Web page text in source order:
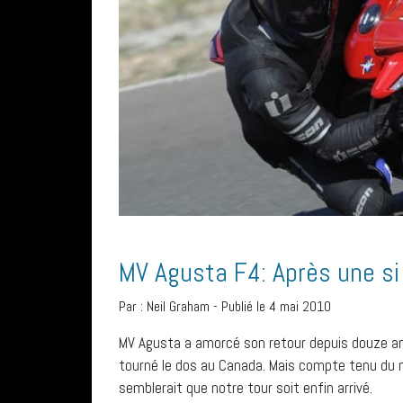
MV Agusta F4: Après une
Par : Neil Graham - Publié le 4 mai 2010
MV Agusta a amorcé son retour depuis
tourné le dos au Canada. Mais compte tenu
semblerait que notre tour soit enfin arrivé.